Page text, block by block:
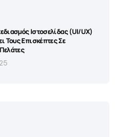
Ιστοσελίδας (UI/UX)
Τους Επισκέπτες Σε